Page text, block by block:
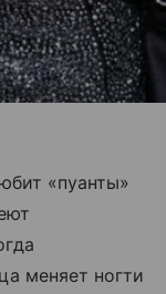
«пуанты»
меняет ногти